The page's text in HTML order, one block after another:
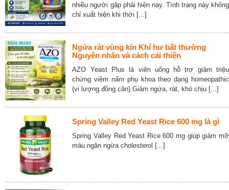
nhiều người gặp phải hiện nay. Tình trạng này không
chỉ xuất hiện khi thời [...]
Ngứa rát vùng kín Khí hư bất thường
Nguyên nhân và cách cải thiện
AZO Yeast Plus là viên uống hỗ trợ giảm triệu
chứng viêm nấm phụ khoa theo dạng homeopathic
(vi lượng đồng căn).Giảm ngứa, rát, khó chịu [...]
Spring Valley Red Yeast Rice 600 mg là gì
Spring Valley Red Yeast Rice 600 mg giúp giảm mỡ
máu ngăn ngừa cholesterol [...]